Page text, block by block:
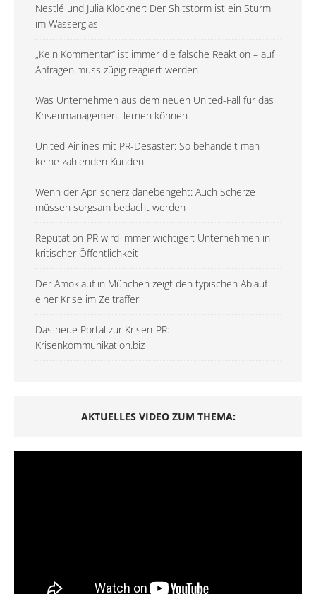
Nestlé und Julia Klöckner: Der Shitstorm ist ein Sturm
im Wasserglas
„Kein Kommentar“ ist immer die falsche Reaktion – auf
Anfragen muss zügig reagiert werden
Was Unternehmen aus dem neuen United-Fall für das
Krisenmanagement lernen können
United Airlines mit PR-Desaster: So behandelt man
keine zahlenden Kunden
Wenn der Aprilscherz danebengeht: Auch Scherze
müssen sorgsam bedacht werden
Reputation-PR wird immer wichtiger: Unternehmen in
kritischer Öffentlichkeit
Der Amoklauf in München zeigt den typischen Ablauf
einer Krise im Zeitraffer
Das neue Portal zur Krisen-PR:
Krisenkommunikation.biz
AKTUELLES VIDEO ZUM THEMA: